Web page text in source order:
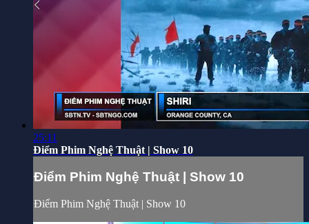
25:11
Điểm Phim Nghệ Thuật | Show 10
Điểm Phim Nghệ Thuật | Show 10
Điểm Phim Nghệ Thuật | Show 10